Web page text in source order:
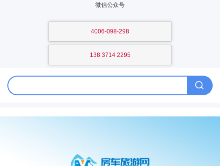
微信公众号
4006-098-298
138 3714 2295